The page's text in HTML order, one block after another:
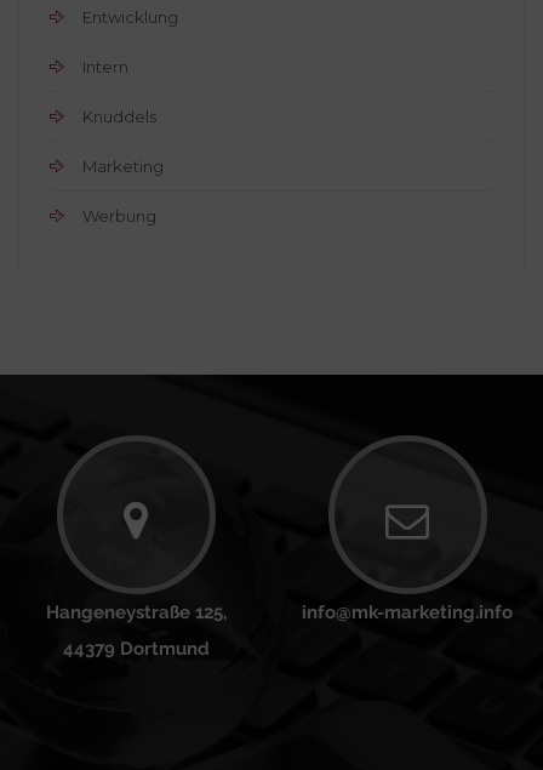
Entwicklung
Intern
Knuddels
Marketing
Werbung
Hangeneystraße 125,
44379 Dortmund
info@mk-marketing.info